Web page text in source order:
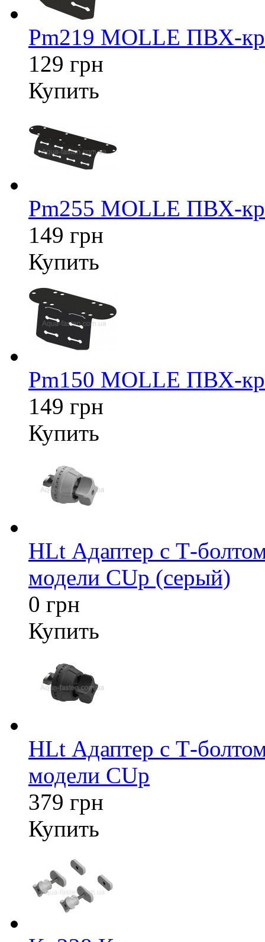
Pm219 MOLLE ПВХ-
129 грн
Купить
Pm255 MOLLE ПВХ-
149 грн
Купить
Pm150 MOLLE ПВХ-
149 грн
Купить
HLt Адаптер c Т-
модели CUp (серый)
0 грн
Купить
HLt Адаптер c Т-
модели CUp
379 грн
Купить